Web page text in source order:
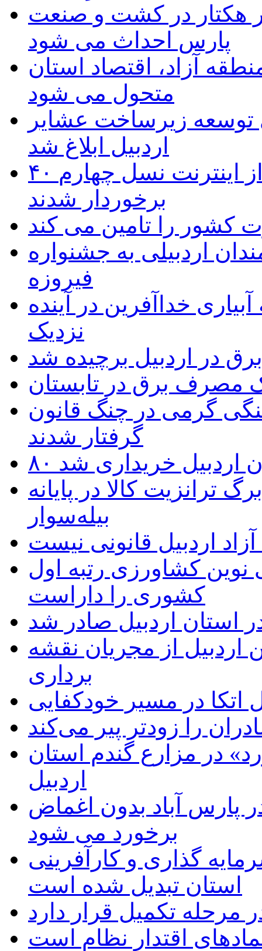
هکتار در کشت و صنعت
پارس احداث می شود
آزاد، اقتصاد استان
متحول می شود
برای توسعه زیرساخت عشایر
اردبیل ابلاغ شد
۴۰ روستای شهرستان گِرمی از اینترنت نسل چهارم
برخوردار شدند
به۵۰ اثر هنرمندان اردبیلی به جشنواره
فیروزه
خداآفرین در آینده
نزدیک
مصرف برق در تابستان
گرمی در چنگ قانون
گرفتار شدند
اردبیل خریداری شد
کالا در پایانه
بیله‌سوار
اردبیل قانونی نیست
نوین کشاورزی رتبه اول
کشوری را داراست
استان اردبیل صادر شد
از مجریان نقشه
برداری
در مسیر خودکفایی
را زودتر پیر می‌کند
در مزارع گندم استان
اردبیل
پارس آباد بدون اغماض
برخورد می شود
گذاری و کارآفرینی
استان تبدیل شده است
مرحله تکمیل قرار دارد
اقتدار نظام است